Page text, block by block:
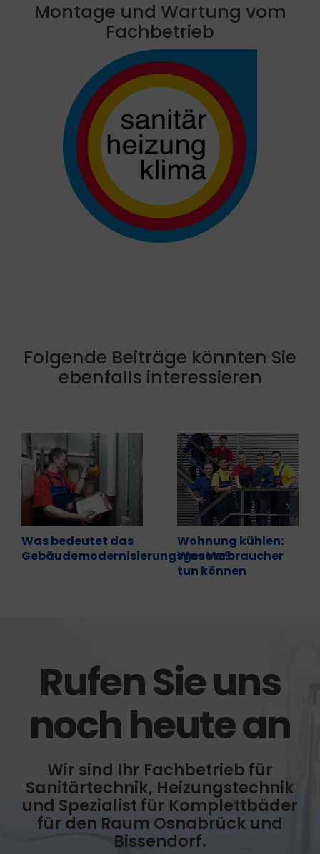
Montage und Wartung vom
Fachbetrieb
Folgende Beiträge könnten Sie
ebenfalls interessieren
Was bedeutet das
Gebäudemodernisierungsgesetz?
Wohnung kühlen:
Was Verbraucher
tun können
Rufen Sie uns
noch heute an
Wir sind Ihr Fachbetrieb für
Sanitärtechnik, Heizungstechnik
und Spezialist für Komplettbäder
für den Raum Osnabrück und
Bissendorf.